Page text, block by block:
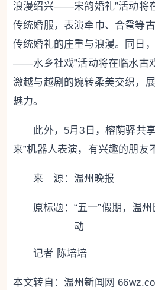
浪漫绍兴——宋韵婚礼”活动将
传统婚服，表演牵巾、合卺等
传统婚礼的庄重与浪漫。同日
——水乡社戏”活动将在临水古
激越与越剧的婉转柔美交织，
魅力。
此外，5月3日，榕荫驿共享
来”机器人表演，有兴趣的朋友
来 源：温州晚报
原标题： “五一”假期，温
动
记者 陈培培
本文转自： 温州新闻网